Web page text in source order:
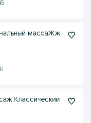
массаЖж
Классический